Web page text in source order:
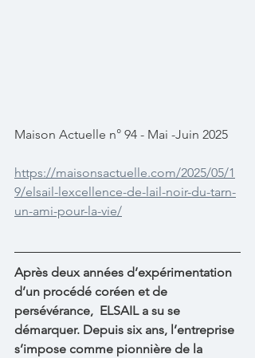
Maison Actuelle n° 94 - Mai -Juin 2025
https://maisonsactuelle.com/2025/05/1
9/elsail-lexcellence-de-lail-noir-du-tarn-
un-ami-pour-la-vie/
Après deux années d’expérimentation
d’un procédé coréen et de
persévérance,  ELSAIL a su se
démarquer. Depuis six ans, l’entreprise
s’impose comme pionnière de la